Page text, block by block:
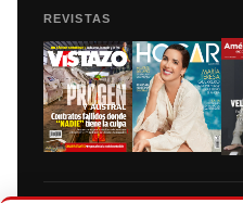
REVISTAS